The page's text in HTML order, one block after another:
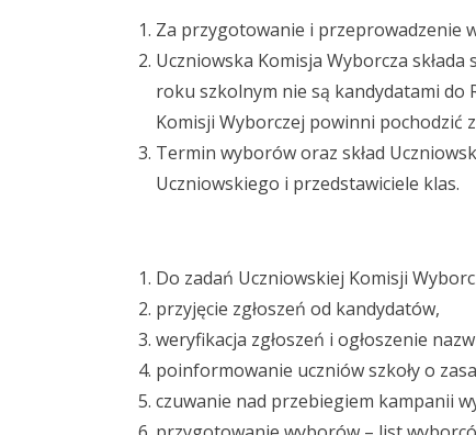
Za przygotowanie i przeprowadzenie
Uczniowska Komisja Wyborcza
roku szkolnym nie są kandydatami do
Komisji Wyborczej powinni pochodzić
Termin wyborów oraz skład
Uczniowskiego i przedstawiciele klas.
Do zadań Uczniowskiej Komisji
przyjęcie zgłoszeń od kandydatów,
weryfikacja zgłoszeń i ogłoszenie
poinformowanie uczniów szkoły o
czuwanie nad przebiegiem kampanii